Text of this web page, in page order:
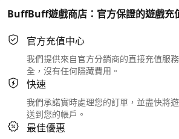
BuffBuff遊戲商店：官方保證的遊戲充
官方充值中心
我們提供來自官方分銷商的直接充值服
全，沒有任何隱藏費用。
快速
我們承諾實時處理您的訂單，並盡快將
送到您的帳戶。
最佳優惠